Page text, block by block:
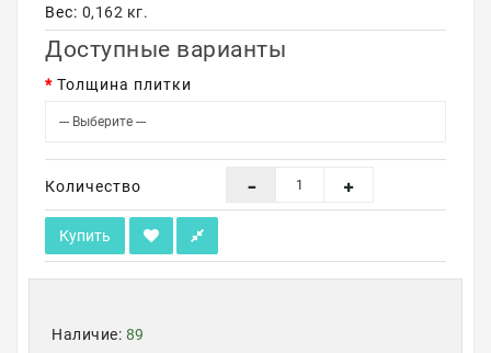
Вес: 0,162 кг.
Доступные варианты
Толщина плитки
Количество
Купить
Наличие: 89